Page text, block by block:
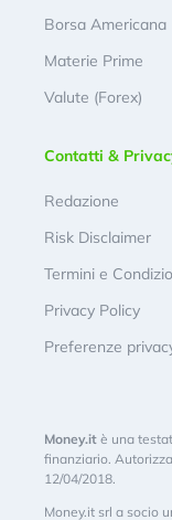
Borsa Americana
Materie Prime
Valute (Forex)
Contatti &
Redazione
Risk Disclaimer
Termini e
Privacy Policy
Preferenze
Money.it è una
finanziario.
12/04/2018.
Money.it srl a socio